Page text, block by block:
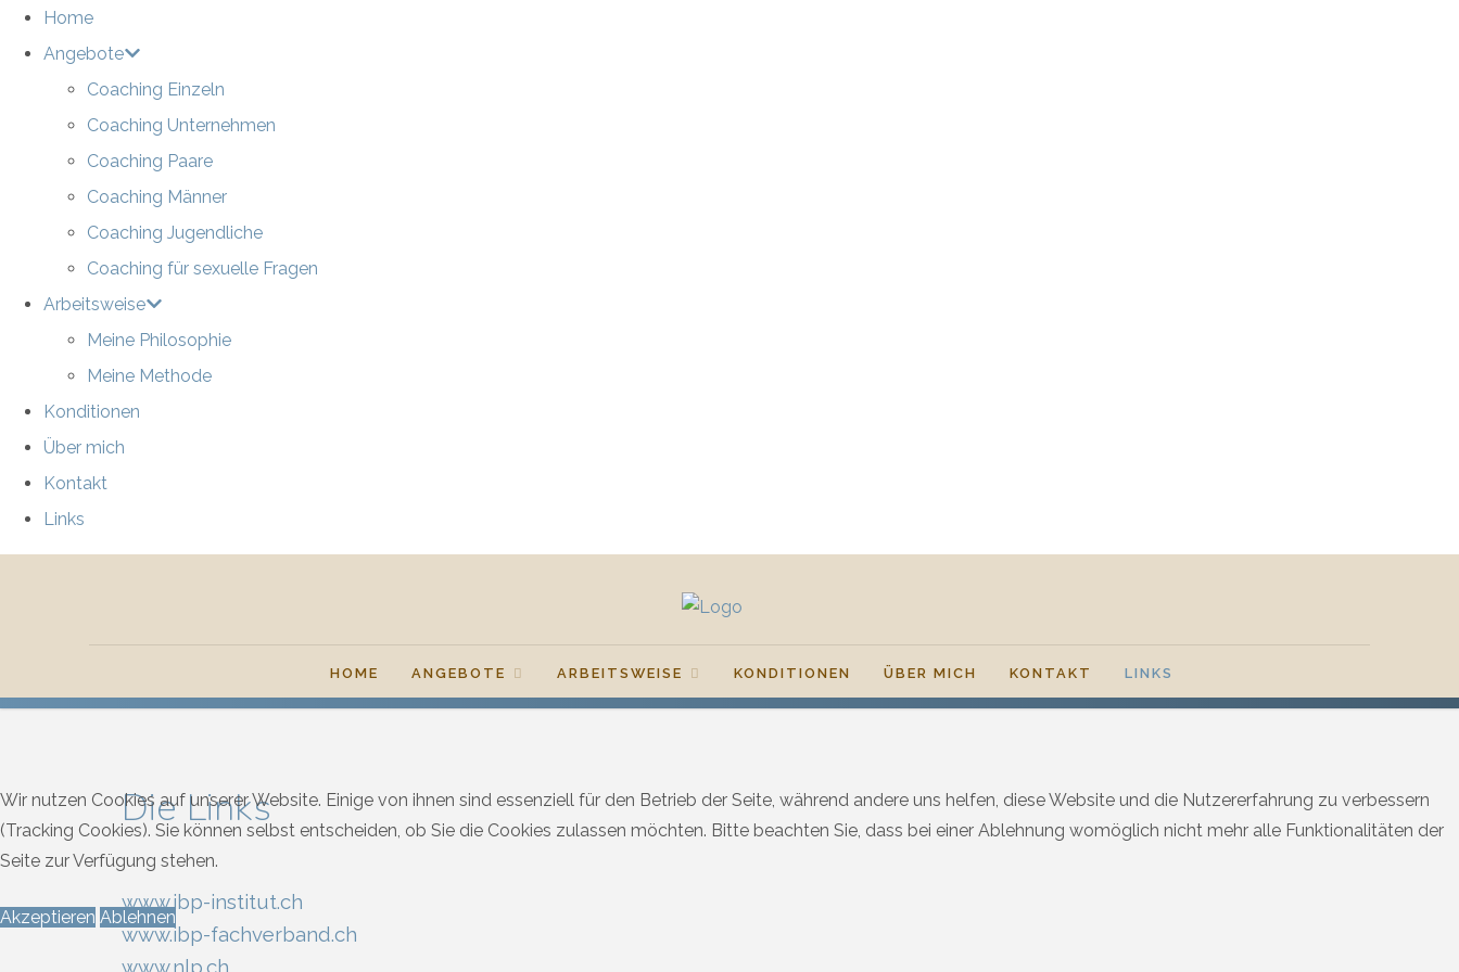
Home
Angebote
Coaching Einzeln
Coaching Unternehmen
Coaching Paare
Coaching Männer
Coaching Jugendliche
Coaching für sexuelle Fragen
Arbeitsweise
Meine Philosophie
Meine Methode
Konditionen
Über mich
Kontakt
Links
HOME ANGEBOTE ARBEITSWEISE KONDITIONEN ÜBER MICH KONTAKT LINKS
Die Links
www.ibp-institut.ch
www.ibp-fachverband.ch
www.nlp.ch
Wir nutzen Cookies auf unserer Website. Einige von ihnen sind essenziell für den Betrieb der Seite, während andere uns helfen, diese Website und die Nutzererfahrung zu verbessern
(Tracking Cookies). Sie können selbst entscheiden, ob Sie die Cookies zulassen möchten. Bitte beachten Sie, dass bei einer Ablehnung womöglich nicht mehr alle Funktionalitäten der
Seite zur Verfügung stehen.
Akzeptieren Ablehnen